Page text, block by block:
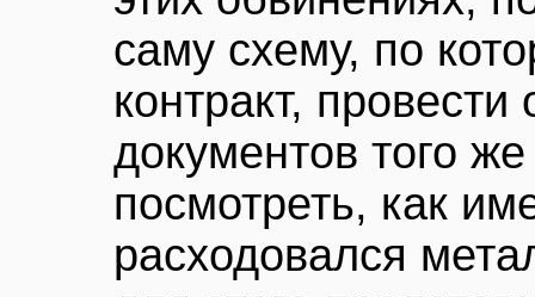
саму схему, по
контракт,
документов того
посмотреть, как
расходовался